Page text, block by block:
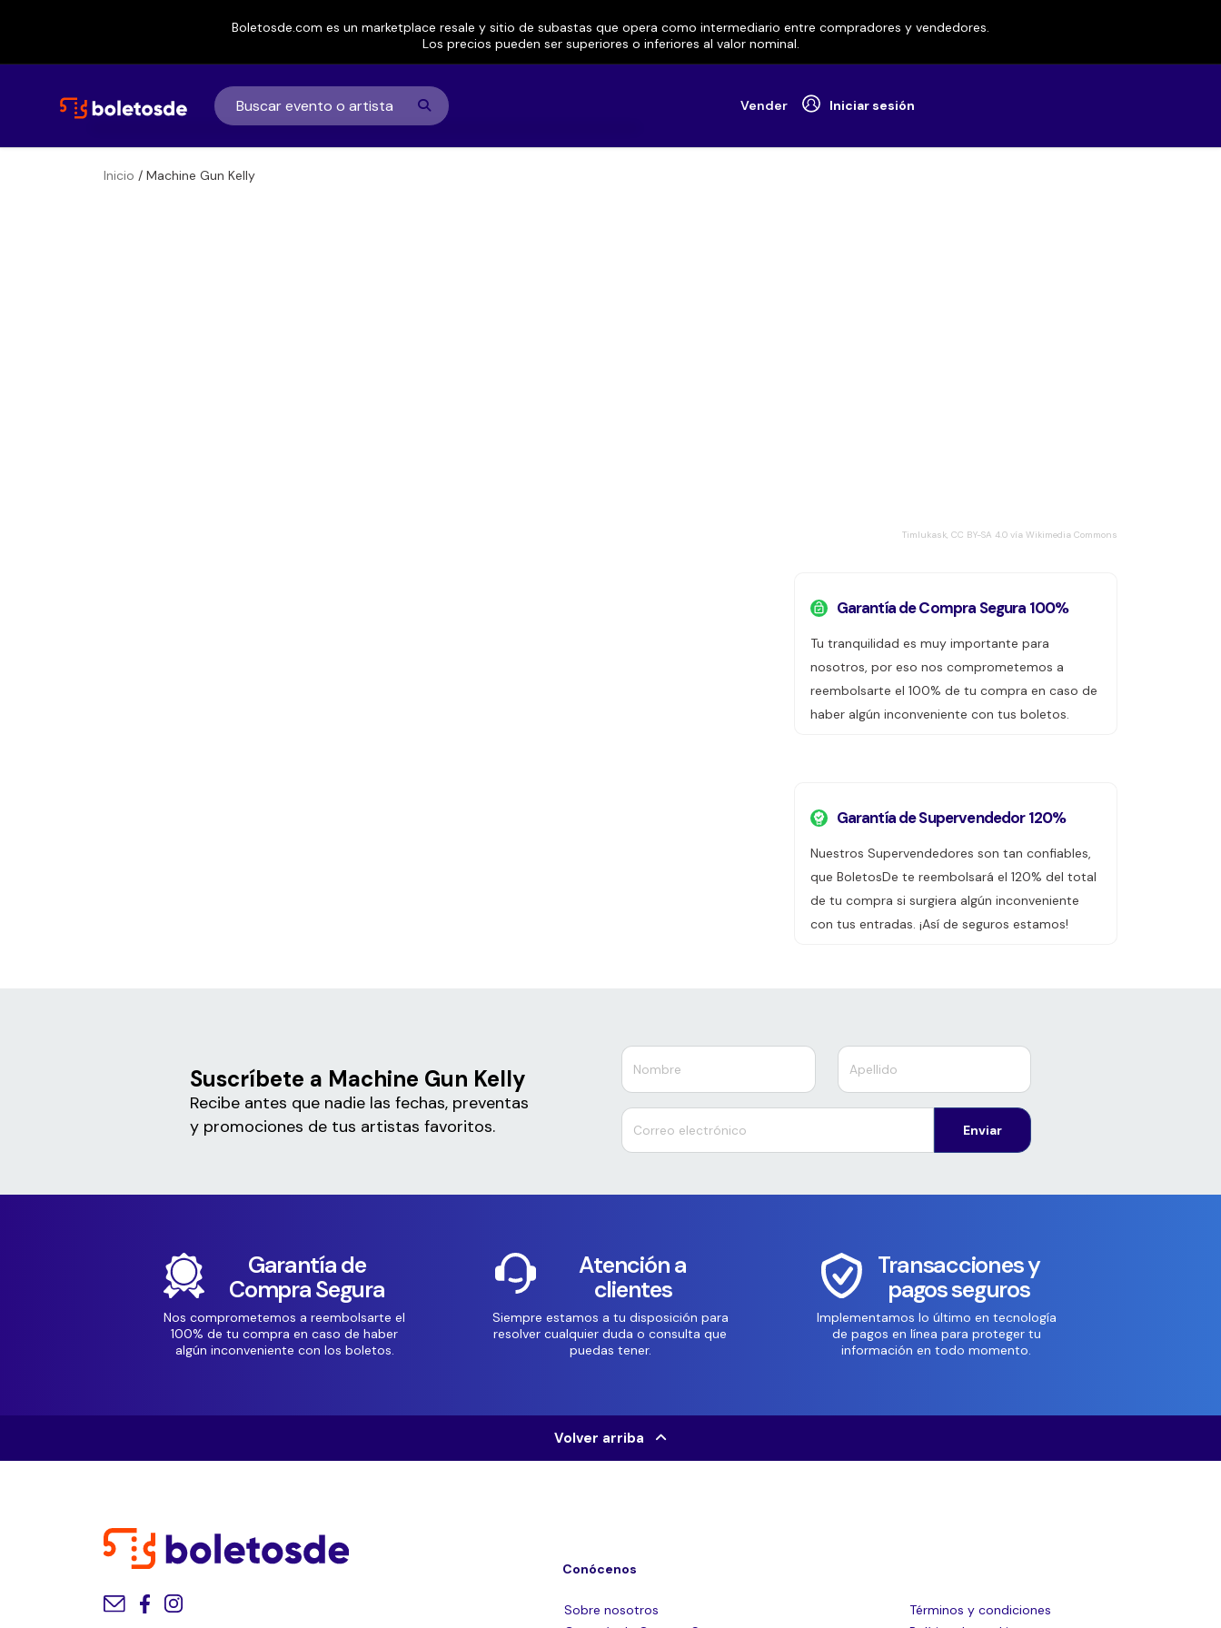
Boletosde.com es un marketplace resale y sitio de subastas que opera como intermediario entre compradores y vendedores.
Los precios pueden ser superiores o inferiores al valor nominal.
Vender Iniciar sesión
Inicio / Machine Gun Kelly
Timlukask, CC BY-SA 4.0 vía Wikimedia Commons
Garantía de Compra Segura 100%
Tu tranquilidad es muy importante para
nosotros, por eso nos comprometemos a
reembolsarte el 100% de tu compra en caso de
haber algún inconveniente con tus boletos.
Garantía de Supervendedor 120%
Nuestros Supervendedores son tan confiables,
que BoletosDe te reembolsará el 120% del total
de tu compra si surgiera algún inconveniente
con tus entradas. ¡Así de seguros estamos!
Suscríbete a Machine Gun Kelly
Recibe antes que nadie las fechas, preventas
y promociones de tus artistas favoritos.
Enviar
Garantía de
Compra Segura
Nos comprometemos a reembolsarte el
100% de tu compra en caso de haber
algún inconveniente con los boletos.
Atención a
clientes
Siempre estamos a tu disposición para
resolver cualquier duda o consulta que
puedas tener.
Transacciones y
pagos seguros
Implementamos lo último en tecnología
de pagos en línea para proteger tu
información en todo momento.
Volver arriba
Conócenos
Sobre nosotros
Términos y condiciones